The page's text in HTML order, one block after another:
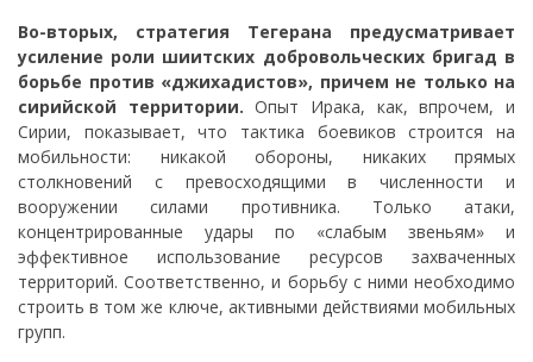
Во-вторых, стратегия Тегерана предусматривает
усиление роли шиитских добровольческих бригад в
борьбе против «джихадистов», причем не только на
сирийской территории. Опыт Ирака, как, впрочем, и
Сирии, показывает, что тактика боевиков строится на
мобильности: никакой обороны, никаких прямых
столкновений с превосходящими в численности и
вооружении силами противника. Только атаки,
концентрированные удары по «слабым звеньям» и
эффективное использование ресурсов захваченных
территорий. Соответственно, и борьбу с ними необходимо
строить в том же ключе, активными действиями мобильных
групп.